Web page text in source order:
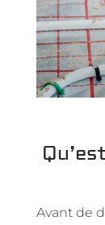
Avant de